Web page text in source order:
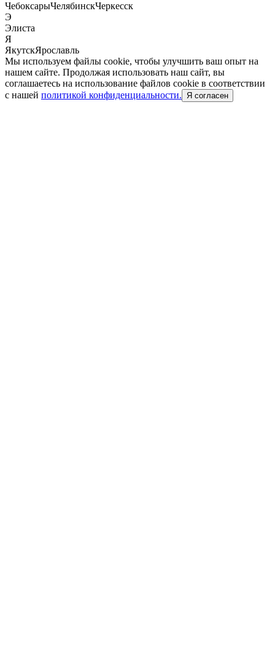
ЧебоксарыЧелябинскЧеркесск
Э
Элиста
Я
ЯкутскЯрославль
Мы используем файлы cookie, чтобы улучшить ваш опыт на
нашем сайте. Продолжая использовать наш сайт, вы
соглашаетесь на использование файлов cookie в соответствии
с нашей политикой конфиденциальности. Я согласен